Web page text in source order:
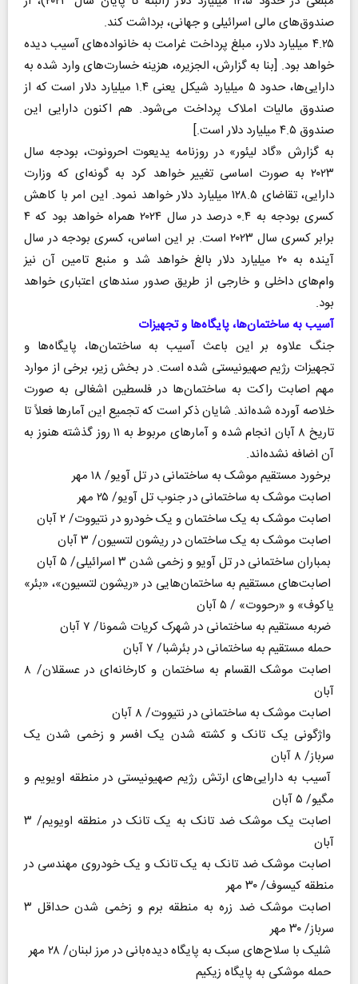
صندوق‌های مالی اسرائیلی و جهانی، برداشت کند.
۴.۲۵ میلیارد دلار، مبلغ پرداخت غرامت به خانواده‌های آسیب دیده
خواهد بود. [بنا به گزارش، الجزیره، هزینه خسارت‌های وارد شده به
دارایی‌ها، حدود ۵ میلیارد شیکل یعنی ۱.۴ میلیارد دلار است که از
صندوق مالیات املاک پرداخت می‌شود. هم اکنون دارایی این
صندوق ۴.۵ میلیارد دلار است.]
به گزارش «گاد لیئور» در روزنامه یدیعوت احرونوت، بودجه سال
۲۰۲۳ به صورت اساسی تغییر خواهد کرد به گونه‌ای که وزارت
دارایی، تقاضای ۱۲۸.۵ میلیارد دلار خواهد نمود. این امر با کاهش
کسری بودجه به ۰.۴ درصد در سال ۲۰۲۴ همراه خواهد بود که ۴
برابر کسری سال ۲۰۲۳ است. بر این اساس، کسری بودجه در سال
آینده به ۲۰ میلیارد دلار بالغ خواهد شد و منبع تامین آن نیز
وام‌های داخلی و خارجی از طریق صدور سند‌های اعتباری خواهد
بود.
آسیب به ساختمان‌ها، پایگاه‌ها و تجهیزات
جنگ علاوه بر این باعث آسیب به ساختمان‌ها، پایگاه‌ها و
تجهیزات رژیم صهیونیستی شده است. در بخش زیر، برخی از موارد
مهم اصابت راکت به ساختمان‌ها در فلسطین اشغالی به صورت
خلاصه آورده شده‌اند. شایان ذکر است که تجمیع این آمار‌ها فعلاً تا
تاریخ ۸ آبان انجام شده و آمار‌های مربوط به ۱۱ روز گذشته هنوز به
آن اضافه نشده‌اند.
برخورد مستقیم موشک به ساختمانی در تل آویو/ ۱۸ مهر
اصابت موشک به ساختمانی در جنوب تل آویو/ ۲۵ مهر
اصابت موشک به یک ساختمان و یک خودرو در نتیووت/ ۲ آبان
اصابت موشک به یک ساختمان در ریشون لتسیون/ ۳ آبان
بمباران ساختمانی در تل آویو و زخمی شدن ۳ اسرائیلی/ ۵ آبان
اصابت‌های مستقیم به ساختمان‌هایی در «ریشون لتسیون»، «بئر»
یاکوف» و «رحووت» / ۵ آبان
ضربه مستقیم به ساختمانی در شهرک کریات شمونا/ ۷ آبان
حمله مستقیم به ساختمانی در بئرشبا/ ۷ آبان
اصابت موشک القسام به ساختمان و کارخانه‌ای در عسقلان/ ۸
آبان
اصابت موشک به ساختمانی در نتیووت/ ۸ آبان
واژگونی یک تانک و کشته شدن یک افسر و زخمی شدن یک
سرباز/ ۸ آبان
آسیب به دارایی‌های ارتش رژیم صهیونیستی در منطقه اویویم و
مگیو/ ۵ آبان
اصابت یک موشک ضد تانک به یک تانک در منطقه اویویم/ ۳
آبان
اصابت موشک ضد تانک به یک تانک و یک خودروی مهندسی در
منطقه کیسوف/ ۳۰ مهر
اصابت موشک ضد زره به منطقه برم و زخمی شدن حداقل ۳
سرباز/ ۳۰ مهر
شلیک با سلاح‌های سبک به پایگاه دیده‌بانی در مرز لبنان/ ۲۸ مهر
حمله موشکی به پایگاه زیکیم